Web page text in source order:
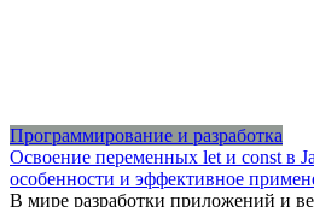
Программирование и разработка
Освоение переменных let и const в
особенности и эффективное
В мире разработки приложений и